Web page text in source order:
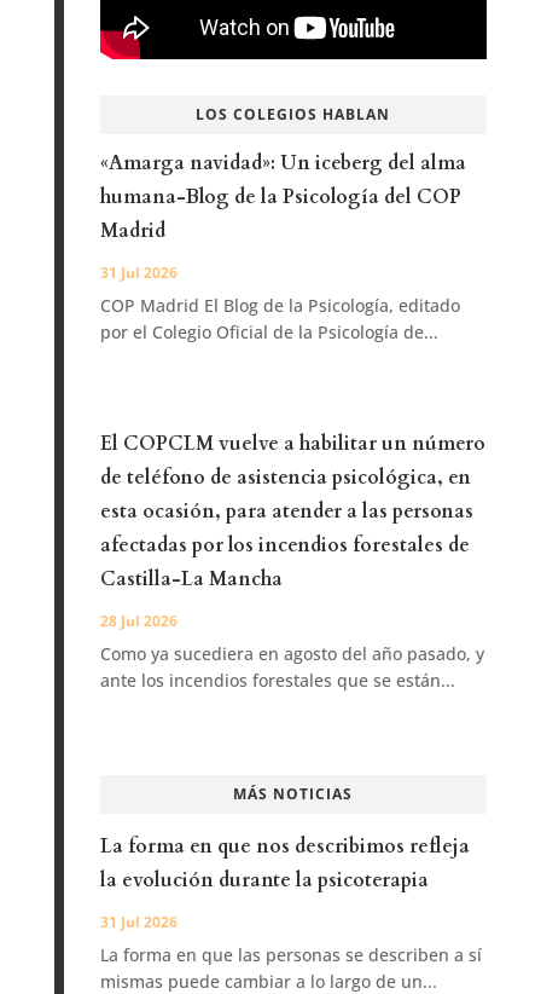
LOS COLEGIOS HABLAN
«Amarga navidad»: Un iceberg del alma
humana-Blog de la Psicología del COP
Madrid
31 Jul 2026
COP Madrid El Blog de la Psicología, editado
por el Colegio Oficial de la Psicología de...
El COPCLM vuelve a habilitar un número
de teléfono de asistencia psicológica, en
esta ocasión, para atender a las personas
afectadas por los incendios forestales de
Castilla-La Mancha
28 Jul 2026
Como ya sucediera en agosto del año pasado, y
ante los incendios forestales que se están...
MÁS NOTICIAS
La forma en que nos describimos refleja
la evolución durante la psicoterapia
31 Jul 2026
La forma en que las personas se describen a sí
mismas puede cambiar a lo largo de un...